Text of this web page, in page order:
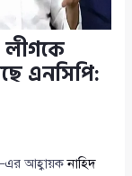
এনসিপি:
আহ্বায়কনাহিদ